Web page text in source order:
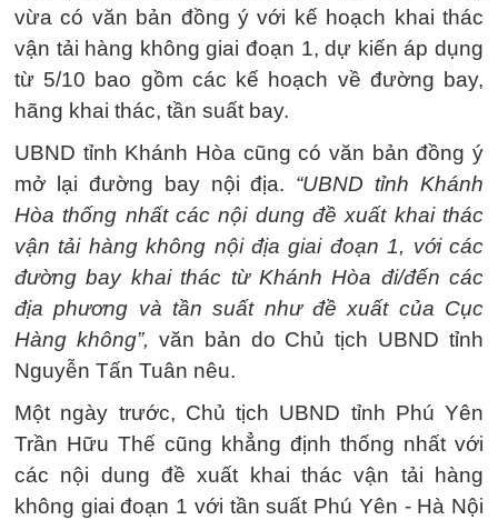
vừa có văn bản đồng ý với kế hoạch khai thác
vận tải hàng không giai đoạn 1, dự kiến áp dụng
từ 5/10 bao gồm các kế hoạch về đường bay,
hãng khai thác, tần suất bay.
UBND tỉnh Khánh Hòa cũng có văn bản đồng ý
mở lại đường bay nội địa. “UBND tỉnh Khánh
Hòa thống nhất các nội dung đề xuất khai thác
vận tải hàng không nội địa giai đoạn 1, với các
đường bay khai thác từ Khánh Hòa đi/đến các
địa phương và tần suất như đề xuất của Cục
Hàng không”, văn bản do Chủ tịch UBND tỉnh
Nguyễn Tấn Tuân nêu.
Một ngày trước, Chủ tịch UBND tỉnh Phú Yên
Trần Hữu Thế cũng khẳng định thống nhất với
các nội dung đề xuất khai thác vận tải hàng
không giai đoạn 1 với tần suất Phú Yên - Hà Nội